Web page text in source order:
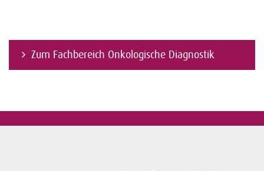
Zum Fachbereich Onkologische Diagnostik